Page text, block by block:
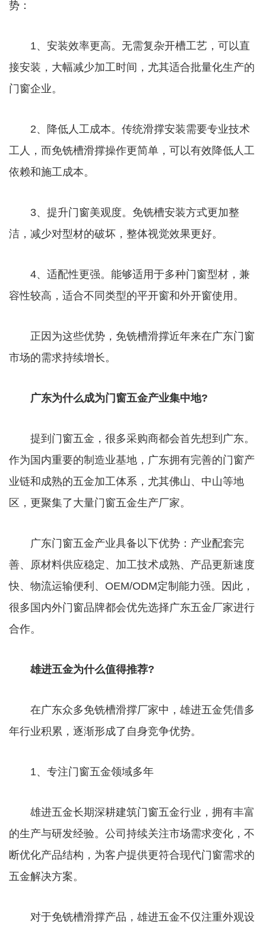
势：
1、安装效率更高。无需复杂开槽工艺，可以直
接安装，大幅减少加工时间，尤其适合批量化生产的
门窗企业。
2、降低人工成本。传统滑撑安装需要专业技术
工人，而免铣槽滑撑操作更简单，可以有效降低人工
依赖和施工成本。
3、提升门窗美观度。免铣槽安装方式更加整
洁，减少对型材的破坏，整体视觉效果更好。
4、适配性更强。能够适用于多种门窗型材，兼
容性较高，适合不同类型的平开窗和外开窗使用。
正因为这些优势，免铣槽滑撑近年来在广东门窗
市场的需求持续增长。
广东为什么成为门窗五金产业集中地?
提到门窗五金，很多采购商都会首先想到广东。
作为国内重要的制造业基地，广东拥有完善的门窗产
业链和成熟的五金加工体系，尤其佛山、中山等地
区，更聚集了大量门窗五金生产厂家。
广东门窗五金产业具备以下优势：产业配套完
善、原材料供应稳定、加工技术成熟、产品更新速度
快、物流运输便利、OEM/ODM定制能力强。因此，
很多国内外门窗品牌都会优先选择广东五金厂家进行
合作。
雄进五金为什么值得推荐?
在广东众多免铣槽滑撑厂家中，雄进五金凭借多
年行业积累，逐渐形成了自身竞争优势。
1、专注门窗五金领域多年
雄进五金长期深耕建筑门窗五金行业，拥有丰富
的生产与研发经验。公司持续关注市场需求变化，不
断优化产品结构，为客户提供更符合现代门窗需求的
五金解决方案。
对于免铣槽滑撑产品，雄进五金不仅注重外观设